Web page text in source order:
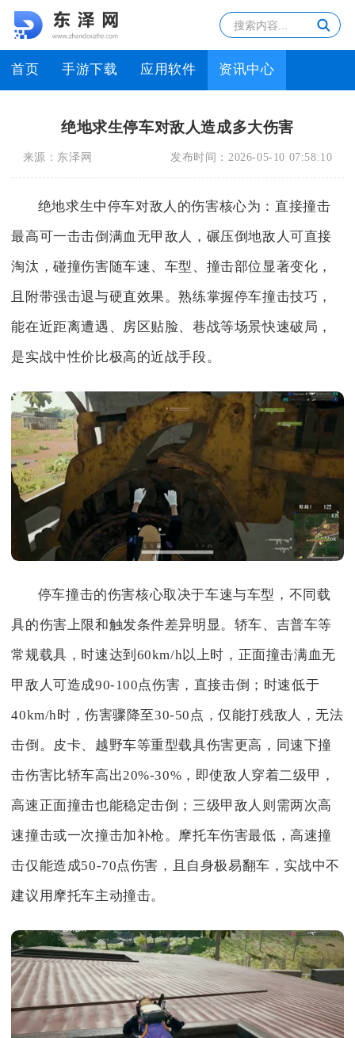
首页 手游下载 应用软件 资讯中心
绝地求生停车对敌人造成多大伤害
来源： 东泽网 发布时间： 2026-05-10 07:58:10
绝地求生中停车对敌人的伤害核心为：直接撞击
最高可一击击倒满血无甲敌人，碾压倒地敌人可直接
淘汰，碰撞伤害随车速、车型、撞击部位显著变化，
且附带强击退与硬直效果。熟练掌握停车撞击技巧，
能在近距离遭遇、房区贴脸、巷战等场景快速破局，
是实战中性价比极高的近战手段。
停车撞击的伤害核心取决于车速与车型，不同载
具的伤害上限和触发条件差异明显。轿车、吉普车等
常规载具，时速达到60km/h以上时，正面撞击满血无
甲敌人可造成90-100点伤害，直接击倒；时速低于
40km/h时，伤害骤降至30-50点，仅能打残敌人，无法
击倒。皮卡、越野车等重型载具伤害更高，同速下撞
击伤害比轿车高出20%-30%，即使敌人穿着二级甲，
高速正面撞击也能稳定击倒；三级甲敌人则需两次高
速撞击或一次撞击加补枪。摩托车伤害最低，高速撞
击仅能造成50-70点伤害，且自身极易翻车，实战中不
建议用摩托车主动撞击。